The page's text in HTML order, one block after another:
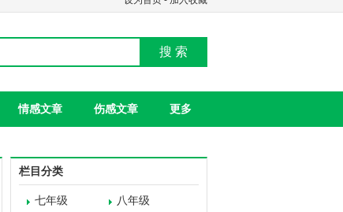
搜 索
情感文章 伤感文章 更多
栏目分类
七年级
八年级